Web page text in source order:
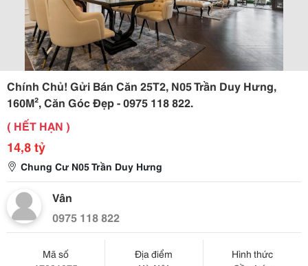
Chính Chủ! Gửi Bán Căn 25T2, N05 Trần Duy Hưng,
160M², Căn Góc Đẹp - 0975 118 822.
( HẾT HẠN )
14,8 tỷ
Chung Cư N05 Trần Duy Hưng
Vân
0975 118 822
Mã số
Địa điểm
Hình thức